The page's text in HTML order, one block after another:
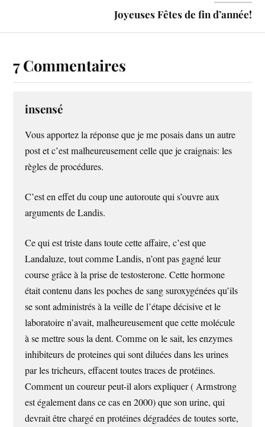
Joyeuses Fêtes de fin d’année!
7 Commentaires
insensé
Vous apportez la réponse que je me posais dans un autre
post et c’est malheureusement celle que je craignais: les
règles de procédures.
C’est en effet du coup une autoroute qui s’ouvre aux
arguments de Landis.
Ce qui est triste dans toute cette affaire, c’est que
Landaluze, tout comme Landis, n’ont pas gagné leur
course grâce à la prise de testosterone. Cette hormone
était contenu dans les poches de sang suroxygénées qu’ils
se sont administrés à la veille de l’étape décisive et le
laboratoire n’avait, malheureusement que cette molécule
à se mettre sous la dent. Comme on le sait, les enzymes
inhibiteurs de proteines qui sont diluées dans les urines
par les tricheurs, effacent toutes traces de protéines.
Comment un coureur peut-il alors expliquer ( Armstrong
est également dans ce cas en 2000) que son urine, qui
devrait être chargé en protéines dégradées de toutes sorte,